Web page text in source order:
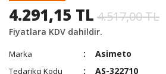
4.291,15 TL 4.517,00 TL
Fiyatlara KDV dahildir.
Marka Asimeto
Tedarikçi Kodu AS-322710